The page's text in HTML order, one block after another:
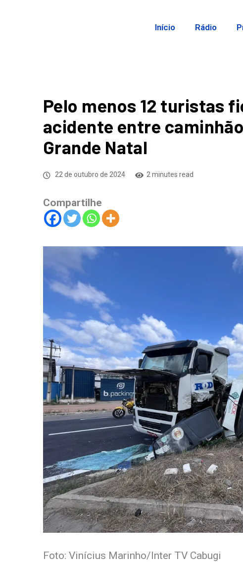
Início Rádio
Pelo menos 12 turistas
acidente entre
Grande Natal
22 de outubro de 2024 2 minutes read
Compartilhe
Foto: Vinícius Marinho/Inter TV Cabugi